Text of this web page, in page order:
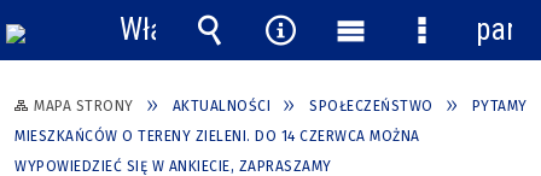
MAPA STRONY AKTUALNOŚCI SPOŁECZEŃSTWO
PYTAMY
MIESZKAŃCÓW O TERENY ZIELENI. DO 14 CZERWCA MOŻNA
WYPOWIEDZIEĆ SIĘ W ANKIECIE, ZAPRASZAMY
Włącz
powiadomienia
Wyszukiwarka
Narzędzia
Menu
główne
Menu
panel